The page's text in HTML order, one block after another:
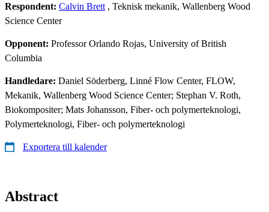
Respondent: Calvin Brett , Teknisk mekanik, Wallenberg Wood
Science Center
Opponent: Professor Orlando Rojas, University of British
Columbia
Handledare: Daniel Söderberg, Linné Flow Center, FLOW,
Mekanik, Wallenberg Wood Science Center; Stephan V. Roth,
Biokompositer; Mats Johansson, Fiber- och polymerteknologi,
Polymerteknologi, Fiber- och polymerteknologi
Exportera till kalender
Abstract